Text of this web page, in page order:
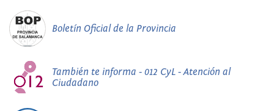
Boletín Oficial de la Provincia
También te informa - 012 CyL - Atención al
Ciudadano